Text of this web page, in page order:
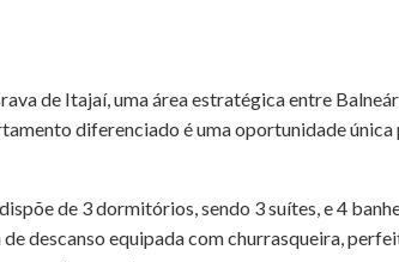
de Itajaí, uma área estratégica entre
diferenciado é uma oportunidade única
de 3 dormitórios, sendo 3 suítes, e 4
descanso equipada com churrasqueira,